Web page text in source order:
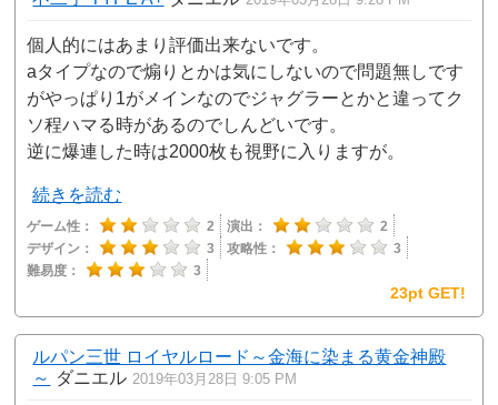
個人的にはあまり評価出来ないです。
aタイプなので煽りとかは気にしないので問題無しです
がやっぱり1がメインなのでジャグラーとかと違ってク
ソ程ハマる時があるのでしんどいです。
逆に爆連した時は2000枚も視野に入りますが。
続きを読む
ゲーム性： 2 演出：
2
デザイン：
3 攻略性：
3
難易度：
3
23pt GET!
ルパン三世 ロイヤルロード～金海に染まる黄金神殿
～ ダニエル 2019年03月28日 9:05 PM